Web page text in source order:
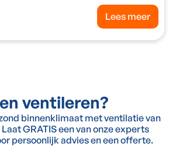
Lees meer
ventileren?
binnenklimaat met ventilatie van
GRATIS een van onze experts
persoonlijk advies en een offerte.